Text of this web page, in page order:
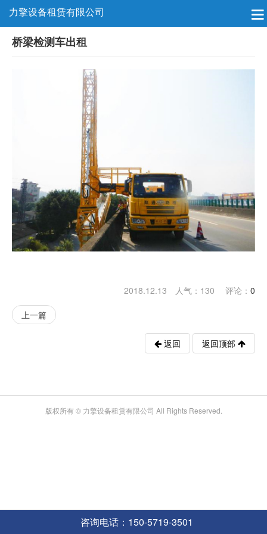
力擎设备租赁有限公司
桥梁检测车出租
2018.12.13 人气： 130 评论： 0
上一篇
返回 返回顶部
版权所有 © 力擎设备租赁有限公司 All Rights Reserved.
咨询电话：150-5719-3501